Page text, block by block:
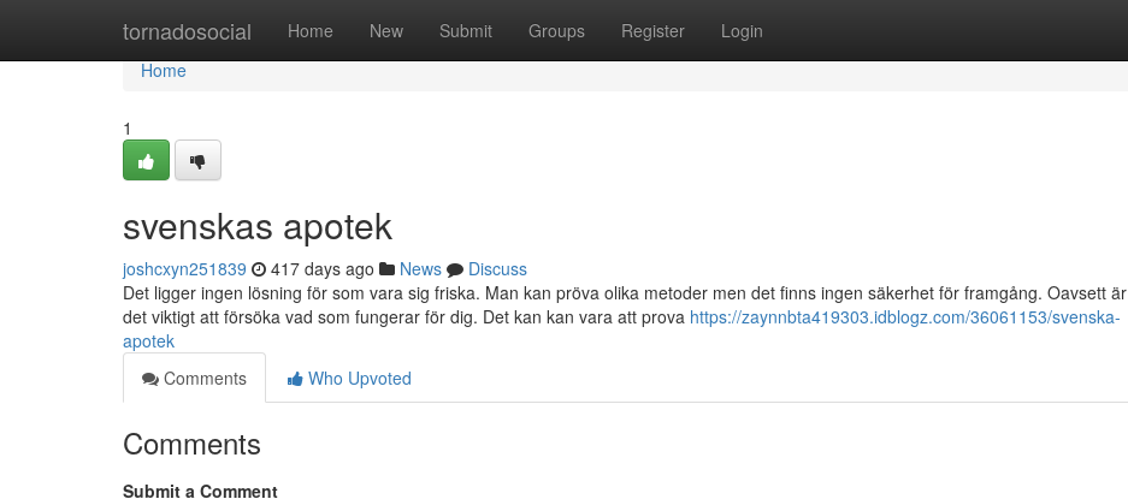
tornadosocial Home New Submit Groups Register Login
Home
Home
1
svenskas apotek
joshcxyn251839 417 days ago News
Discuss
Det ligger ingen lösning för som vara sig friska. Man kan pröva olika metoder men det finns ingen säkerhet för framgång. Oavsett är
det viktigt att försöka vad som fungerar för dig. Det kan kan vara att prova https://zaynnbta419303.idblogz.com/36061153/svenska-
apotek
Comments
Who Upvoted
Comments
Submit a Comment